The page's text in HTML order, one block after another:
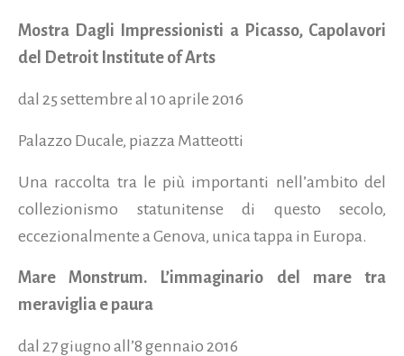
Mostra Dagli Impressionisti a Picasso, Capolavori
del Detroit Institute of Arts
dal 25 settembre al 10 aprile 2016
Palazzo Ducale, piazza Matteotti
Una raccolta tra le più importanti nell’ambito del
collezionismo statunitense di questo secolo,
eccezionalmente a Genova, unica tappa in Europa.
Mare Monstrum. L’immaginario del mare tra
meraviglia e paura
dal 27 giugno all’8 gennaio 2016